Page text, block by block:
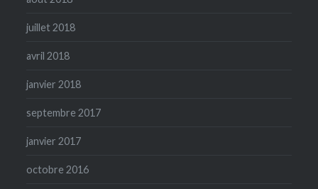
juillet 2018
avril 2018
janvier 2018
septembre 2017
janvier 2017
octobre 2016